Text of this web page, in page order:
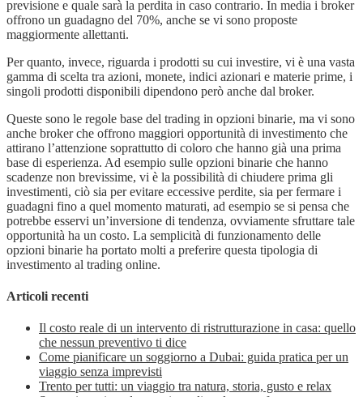
previsione e quale sarà la perdita in caso contrario. In media i broker
offrono un guadagno del 70%, anche se vi sono proposte
maggiormente allettanti.
Per quanto, invece, riguarda i prodotti su cui investire, vi è una vasta
gamma di scelta tra azioni, monete, indici azionari e materie prime, i
singoli prodotti disponibili dipendono però anche dal broker.
Queste sono le regole base del trading in opzioni binarie, ma vi sono
anche broker che offrono maggiori opportunità di investimento che
attirano l’attenzione soprattutto di coloro che hanno già una prima
base di esperienza. Ad esempio sulle opzioni binarie che hanno
scadenze non brevissime, vi è la possibilità di chiudere prima gli
investimenti, ciò sia per evitare eccessive perdite, sia per fermare i
guadagni fino a quel momento maturati, ad esempio se si pensa che
potrebbe esservi un’inversione di tendenza, ovviamente sfruttare tale
opportunità ha un costo. La semplicità di funzionamento delle
opzioni binarie ha portato molti a preferire questa tipologia di
investimento al trading online.
Articoli recenti
Il costo reale di un intervento di ristrutturazione in casa: quello
che nessun preventivo ti dice
Come pianificare un soggiorno a Dubai: guida pratica per un
viaggio senza imprevisti
Trento per tutti: un viaggio tra natura, storia, gusto e relax